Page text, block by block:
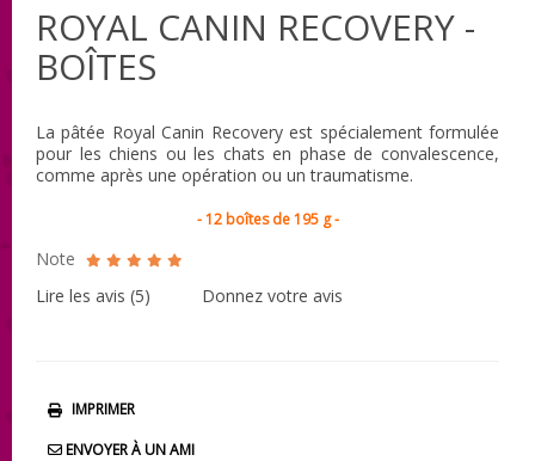
ROYAL CANIN RECOVERY -
BOÎTES
La pâtée Royal Canin Recovery est spécialement formulée
pour les chiens ou les chats en phase de convalescence,
comme après une opération ou un traumatisme.
- 12 boîtes de 195 g -
Note
Lire les avis (5) Donnez votre avis
IMPRIMER
ENVOYER À UN AMI